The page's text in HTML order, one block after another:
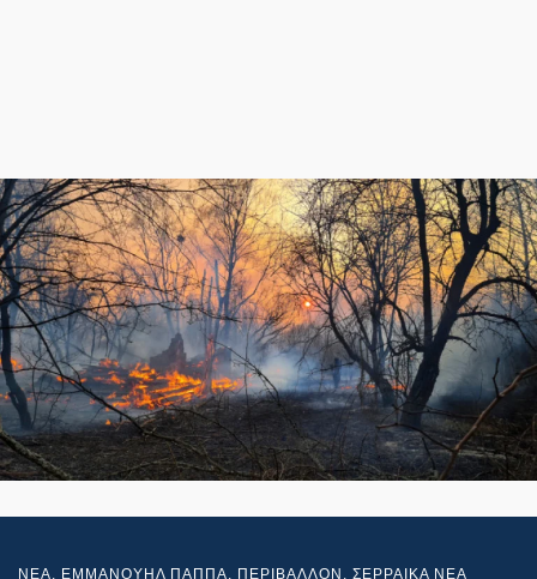
NEA, ΕΜΜΑΝΟΥΗΛ ΠΑΠΠΑ, ΠΕΡΙΒΑΛΛΟΝ , ΣΕΡΡΑΙΚΑ ΝΕΑ